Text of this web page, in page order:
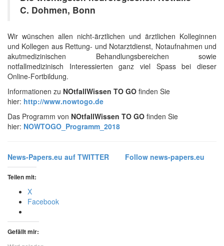
C. Dohmen, Bonn
Wir wünschen allen nicht-ärztlichen und ärztlichen Kolleginnen
und Kollegen aus Rettung- und Notarztdienst, Notaufnahmen und
akutmedizinischen Behandlungsbereichen sowie
notfallmedizinisch Interessierten ganz viel Spass bei dieser
Online-Fortbildung.
Informationen zu NOtfallWissen TO GO finden Sie
hier: http://www.nowtogo.de
Das Programm von NOtfallWissen TO GO finden Sie
hier: NOWTOGO_Programm_2018
News-Papers.eu auf TWITTER Follow news-papers.eu
Teilen mit:
X
Facebook
Gefällt mir: